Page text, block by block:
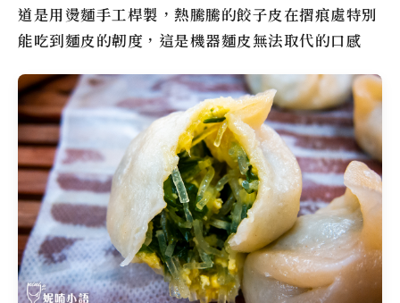
道是用燙麵手工桿製，熱騰騰的餃子皮在摺痕處特別
能吃到麵皮的韌度，這是機器麵皮無法取代的口感